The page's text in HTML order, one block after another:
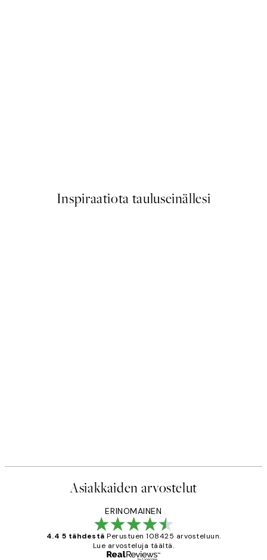
Inspiraatiota tauluseinällesi
Asiakkaiden arvostelut
ERINOMAINEN
4.4 5 tähdestä Perustuen 108425 arvosteluun.
Lue arvosteluja täältä.